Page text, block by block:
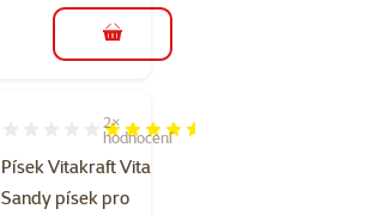
do košíku
Písek Vitakraft Vita
Sandy písek pro
Hodnocení 90%, počet hodnocení: 2
2×
hodnocení